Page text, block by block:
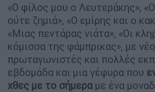
«Ο φίλος μου ο Λευτεράκης»,
ούτε ζημιά», «Ο εμίρης και ο
«Μιας πεντάρας νιάτα», «Οι
κόμισσα της φάμπρικας», με
πρωταγωνιστές και πολλές
εβδομάδα και μια γέφυρα που
χθες με το σήμεραμε ένα